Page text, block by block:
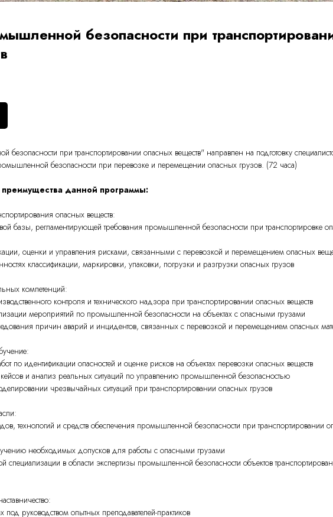
безопасности при
при транспортировании опасных веществ" направлен на подготовку
безопасности при перевозке и перемещении опасных грузов. (72 часа)
данной программы:
опасных веществ:
базы, регламентирующей требования промышленной безопасности при транспортировке
оценки и управления рисками, связанными с перевозкой и перемещением опасных
классификации, маркировки, упаковки, погрузки и разгрузки опасных грузов
компетенций:
контроля и технического надзора при транспортировании опасных веществ
мероприятий по промышленной безопасности на объектах с опасными грузами
причин аварий и инцидентов, связанных с перевозкой и перемещением опасных
по идентификации опасностей и оценке рисков на объектах перевозки опасных веществ
и анализ реальных ситуаций по управлению промышленной безопасностью
чрезвычайных ситуаций при транспортировании опасных грузов
технологий и средств обеспечения промышленной безопасности при транспортировании
необходимых допусков для работы с опасными грузами
специализации в области экспертизы промышленной безопасности объектов
руководством опытных преподавателей-практиков